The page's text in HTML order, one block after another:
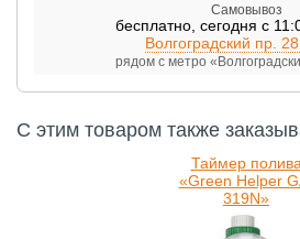
Самовывоз
бесплатно, сегодня с
Волгоградский пр.
рядом с метро
С этим товаром также
Таймер полива
«Green Helper
319N»